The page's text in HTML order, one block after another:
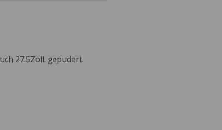
27.5Zoll. gepudert.